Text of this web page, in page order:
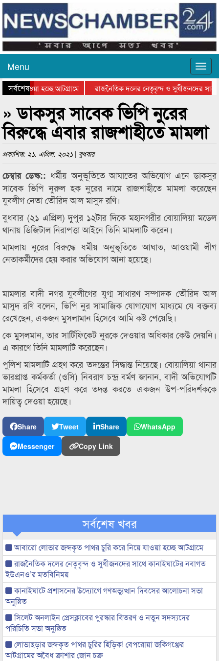
Menu
সর্বশেষ
যাওয়া হচ্ছে আটগ্রামে
রাজনৈতিক দলের নেতৃবৃন্দ ও সুধীজনদের সাথে
সিলেটে বাংলাদেশ গ্রুপ থিয়েটার
» ডাকসুর সাবেক ভিপি নুরের
বিরুদ্ধে এবার রাজশাহীতে মামলা
প্রকাশিত: ২১. এপ্রিল. ২০২১ | বুধবার
চেম্বার ডেস্ক:: ধর্মীয় অনুভূতিতে আঘাতের অভিযোগ এনে ডাকসুর
সাবেক ভিপি নুরুল হক নুরের নামে রাজশাহীতে মামলা করেছেন
যুবলীগ নেতা তৌরিদ আল মাসুদ রণি।
বুধবার (২১ এপ্রিল) দুপুর ১২টার দিকে মহানগরীর বোয়ালিয়া মডেল
থানায় ডিজিটাল নিরাপত্তা আইনে তিনি মামলাটি করেন।
মামলায় নূরের বিরুদ্ধে ধর্মীয় অনুভূতিতে আঘাত, আওয়ামী লীগ
নেতাকর্মীদের হেয় করার অভিযোগ আনা হয়েছে।
মামলার বাদী নগর যুবলীগের যুগ্ম সাধারণ সম্পাদক তৌরিদ আল
মাসুদ রণি বলেন, ভিপি নুর সামাজিক যোগাযোগ মাধ্যমে যে বক্তব্য
রেখেছেন, একজন মুসলামান হিসেবে আমি কষ্ট পেয়েছি।
কে মুসলমান, তার সার্টিফিকেট নুরকে দেওয়ার অধিকার কেউ দেয়নি।
এ কারণে তিনি মামলাটি করেছেন।
পুলিশ মামলাটি গ্রহণ করে তদন্তের সিদ্ধান্ত নিয়েছে। বোয়ালিয়া থানার
ভারপ্রাপ্ত কর্মকর্তা (ওসি) নিবরাণ চন্দ্র বর্মণ জানান, বাদী অভিযোগটি
মামলা হিসেবে গ্রহণ করে তদন্ত করতে একজন উপ-পরিদর্শককে
দায়িত্ব দেওয়া হয়েছে।
Share Tweet Share
WhatsApp
Messenger
Copy Link
সর্বশেষ খবর
আবারো লোভার জব্দকৃত পাথর চুরি করে নিয়ে যাওয়া হচ্ছে আটগ্রামে
রাজনৈতিক দলের নেতৃবৃন্দ ও সুধীজনদের সাথে কানাইঘাটের নবাগত
ইউএনও’র মতবিনিময়
কানাইঘাটে প্রশাসনের উদ্যোগে গণঅভ্যুত্থান দিবসের আলোচনা সভা
অনুষ্ঠিত
সিলেট অনলাইন প্রেসক্লাবের পুরস্কার বিতরণ ও নতুন সদস্যদের
পরিচিতি সভা অনুষ্ঠিত
লোভাছড়ার জব্দকৃত পাথর চুরির হিড়িক! বেপরোয়া জকিগঞ্জের
আটগ্রামের অবৈধ ক্রাশার জোন চক্র